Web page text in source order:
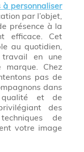
personnaliser
par l’objet,
présence à la
efficace. Cet
au quotidien,
en une
marque. Chez
pas de
dans
et de
des
de
votre image